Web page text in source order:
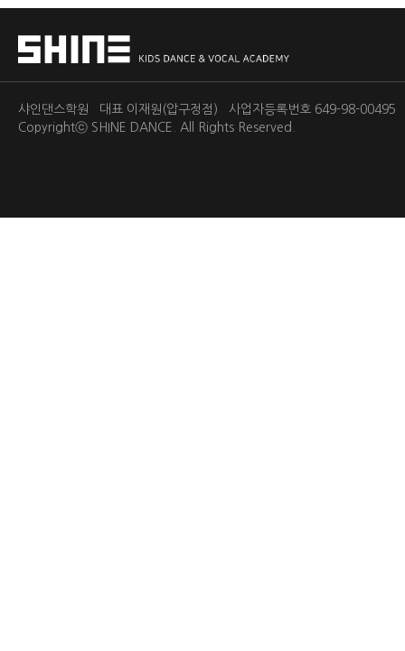
샤인댄스학원 대표 이재원(압구정점) 사업자등록번호 649-98-
Copyrightⓒ SHINE DANCE. All Rights Reserved.